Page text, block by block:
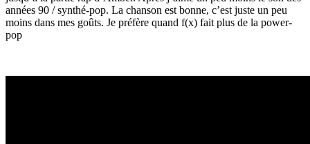
années 90 / synthé-pop. La chanson est bonne, c’est juste un peu
moins dans mes goûts. Je préfère quand f(x) fait plus de la power-
pop